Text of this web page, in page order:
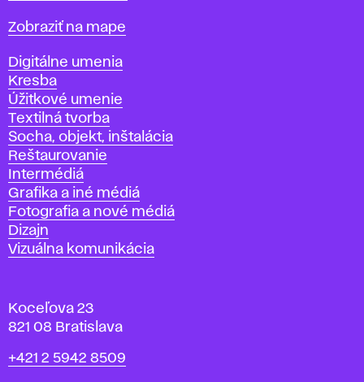
Mapa
Zobraziť na mape
Katedry
Digitálne umenia
Kresba
Úžitkové umenie
Textilná tvorba
Socha, objekt, inštalácia
Reštaurovanie
Intermédiá
Grafika a iné médiá
Fotografia a nové médiá
Dizajn
Vizuálna komunikácia
Koceľova 23
821 08 Bratislava
Telefón
+421 2 5942 8509